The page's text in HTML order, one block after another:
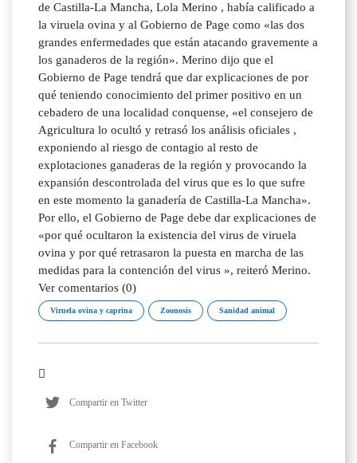
de Castilla-La Mancha, Lola Merino , había calificado a
la viruela ovina y al Gobierno de Page como «las dos
grandes enfermedades que están atacando gravemente a
los ganaderos de la región». Merino dijo que el
Gobierno de Page tendrá que dar explicaciones de por
qué teniendo conocimiento del primer positivo en un
cebadero de una localidad conquense, «el consejero de
Agricultura lo ocultó y retrasó los análisis oficiales ,
exponiendo al riesgo de contagio al resto de
explotaciones ganaderas de la región y provocando la
expansión descontrolada del virus que es lo que sufre
en este momento la ganadería de Castilla-La Mancha».
Por ello, el Gobierno de Page debe dar explicaciones de
«por qué ocultaron la existencia del virus de viruela
ovina y por qué retrasaron la puesta en marcha de las
medidas para la contención del virus », reiteró Merino.
Ver comentarios (0)
Viruela ovina y caprina Zoonosis Sanidad animal
Compartir en Twitter
Compartir en Facebook